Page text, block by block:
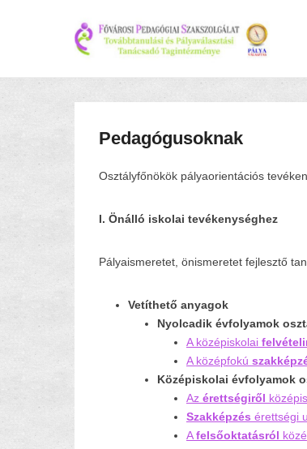
Pedagógusoknak
Osztályfőnökök pályaorientációs
I. Önálló iskolai tevékenységhez
Pályaismeretet, önismeretet fejlesztő
Vetíthető anyagok
Nyolcadik évfolyamok
A középiskolai
A középfokú
Középiskolai évfolyamok
Az érettségiről
Szakképzés érettségi
Afelsőoktatásról